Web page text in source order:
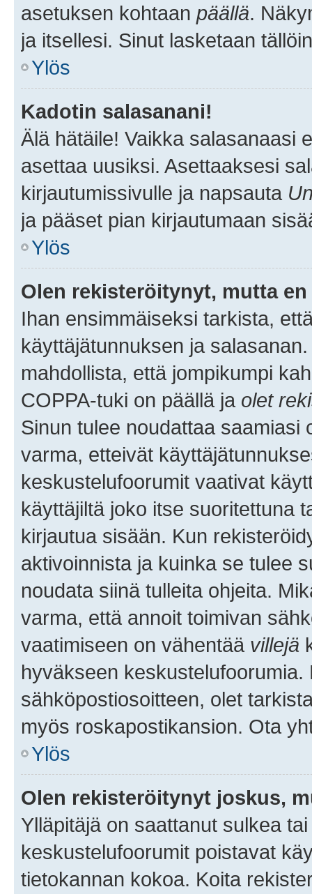
asetuksen kohtaan päällä.
ja itsellesi. Sinut lasketaan
Ylös
Kadotin salasanani!
Älä hätäile! Vaikka salasanaasi
asettaa uusiksi. Asettaaksesi
kirjautumissivulle ja napsauta
ja pääset pian kirjautumaan
Ylös
Olen rekisteröitynyt, mutta
Ihan ensimmäiseksi tarkista,
käyttäjätunnuksen ja
mahdollista, että jompikumpi
COPPA-tuki on päällä ja olet
Sinun tulee noudattaa saamiasi
varma, etteivät
keskustelufoorumit vaativat
käyttäjiltä joko itse suoritettuna
kirjautua sisään. Kun
aktivoinnista ja kuinka se tulee
noudata siinä tulleita ohjeita.
varma, että annoit toimivan
vaatimiseen on vähentää villejä
hyväkseen
sähköpostiosoitteen, olet
myös roskapostikansion. Ota
Ylös
Olen rekisteröitynyt joskus,
Ylläpitäjä on saattanut sulkea
keskustelufoorumit poistavat
tietokannan kokoa. Koita